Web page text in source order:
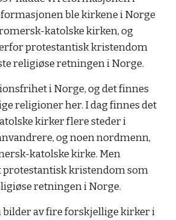
ble kirkene i Norge
katolske kirken, og
protestantisk kristendom
religiøse retningen i Norge.
i Norge, og det finnes
religioner her. I dag finnes det
kirker flere steder i
og noen nordmenn,
katolske kirke. Men
protestantisk kristendom som
retningen i Norge.
bilder av fire forskjellige kirker i